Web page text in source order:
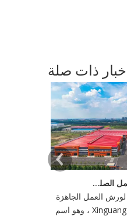
ذات صلة
تعظيم الكفاءة مع ورش العمل الصلب الجاهزة
لورش العمل الجاهزة
من الصلب بواسطة Xinguangzheng ، وهو اسم